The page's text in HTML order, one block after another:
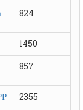
824
1450
857
2355